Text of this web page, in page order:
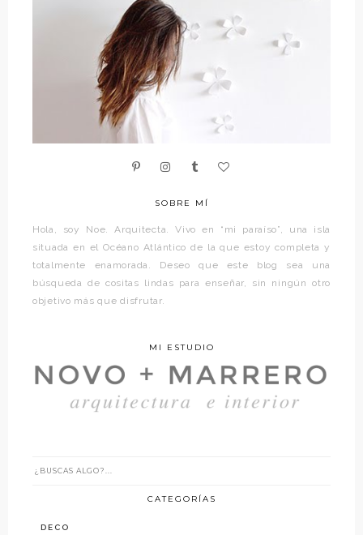
SOBRE MÍ
Hola, soy Noe. Arquitecta. Vivo en “mi paraíso”, una isla
situada en el Océano Atlántico de la que estoy completa y
totalmente enamorada. Deseo que este blog sea una
búsqueda de cositas lindas para enseñar, sin ningún otro
objetivo más que disfrutar.
MI ESTUDIO
CATEGORÍAS
DECO